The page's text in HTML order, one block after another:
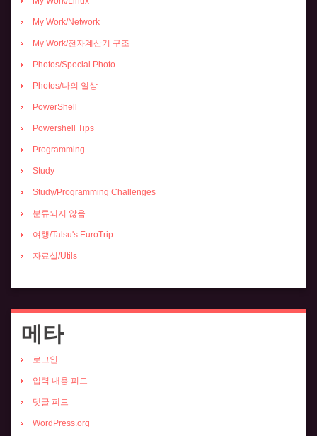
My Work/Network
My Work/전자계산기 구조
Photos/Special Photo
Photos/나의 일상
PowerShell
Powershell Tips
Programming
Study
Study/Programming Challenges
분류되지 않음
여행/Talsu's EuroTrip
자료실/Utils
메타
로그인
입력 내용 피드
댓글 피드
WordPress.org